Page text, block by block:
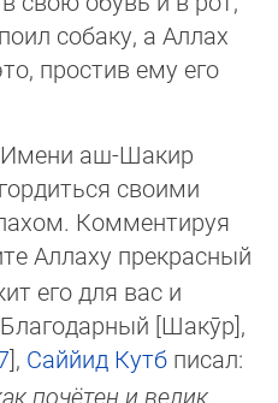
собаку, а Аллах
прос­тив ему его
Имени аш-Шакир
своими
Комментируя
Аллаху прекрасный
его для вас и
[Шакӯр],
, Саййид Кутб писал:
почётен и велик,